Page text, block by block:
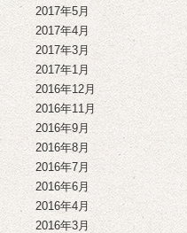
2017年5月
2017年4月
2017年3月
2017年1月
2016年12月
2016年11月
2016年9月
2016年8月
2016年7月
2016年6月
2016年4月
2016年3月